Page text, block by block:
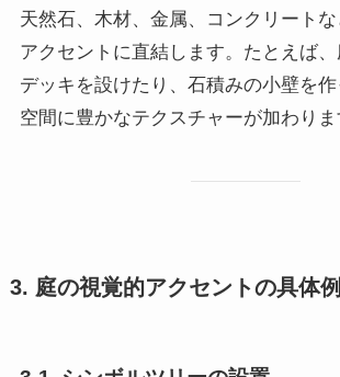
天然石、木材、金属、コンクリート
アクセントに直結します。たとえば
デッキを設けたり、石積みの小壁を作
空間に豊かなテクスチャーが加わりま
3. 庭の視覚的アクセントの具体例